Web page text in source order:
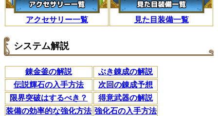
アクセサリー一覧 見た目装備一覧
システム解説
錬金釜の解説
ぶき錬成の解説
伝説輝石の入手方法
次回の錬成予想
限界突破はするべき？
得意武器の解説
装備の効率的な強化方法 強化石の入手方法